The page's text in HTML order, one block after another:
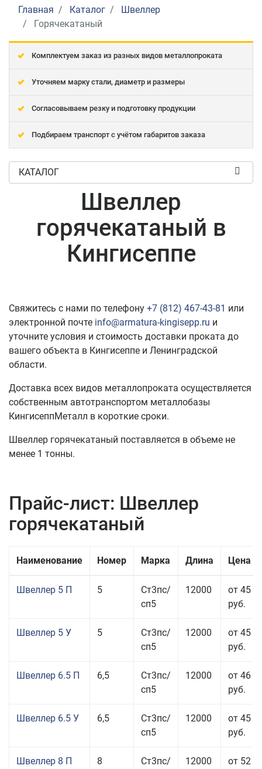
Главная Каталог
Швеллер
Горячекатаный
Комплектуем заказ из разных видов металлопроката
Уточняем марку стали, диаметр и размеры
Согласовываем резку и подготовку продукции
Подбираем транспорт с учётом габаритов заказа
КАТАЛОГ
Швеллер
горячекатаный в
Кингисеппе
Свяжитесь с нами по телефону +7 (812) 467-43-81 или
электронной почте info@armatura-kingisepp.ru и
уточните условия и стоимость доставки проката до
вашего объекта в Кингисеппе и Ленинградской
области.
Доставка всех видов металлопроката осуществляется
собственным автотранспортом металлобазы
КингисеппМеталл в короткие сроки.
Швеллер горячекатаный поставляется в объеме не
менее 1 тонны.
Прайс-лист: Швеллер
горячекатаный
Наименование Номер Марка Длина Цена
Швеллер 5 П 5
Ст3пс/
сп5
12000
от 45
руб.
Швеллер 5 У 5
Ст3пс/
сп5
12000
от 45
руб.
Швеллер 6.5 П 6,5
Ст3пс/
сп5
12000
от 46
руб.
Швеллер 6.5 У 6,5
Ст3пс/
сп5
12000
от 45
руб.
Швеллер 8 П 8
Ст3пс/
12000
от 52